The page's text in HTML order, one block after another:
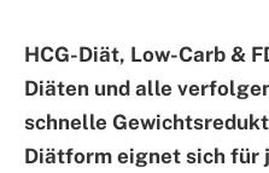
HCG-Diät, Low-Carb &
Diäten und alle
schnelle
Diätform eignet sich für